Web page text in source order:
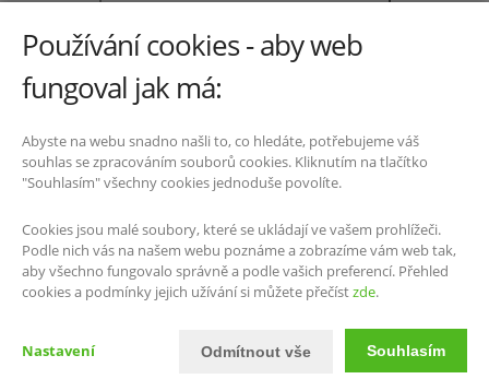
Používání cookies - aby web
fungoval jak má:
Abyste na webu snadno našli to, co hledáte, potřebujeme váš
souhlas se zpracováním souborů cookies. Kliknutím na tlačítko
"Souhlasím" všechny cookies jednoduše povolíte.
Cookies jsou malé soubory, které se ukládají ve vašem prohlížeči.
Podle nich vás na našem webu poznáme a zobrazíme vám web tak,
aby všechno fungovalo správně a podle vašich preferencí. Přehled
cookies a podmínky jejich užívání si můžete přečístzde.
Nastavení Souhlasím
Odmítnout vše
Jak připravit nemovitost na prodej?
Jaké další kroky podniknout po přípravě nemovitosti k prodeji?